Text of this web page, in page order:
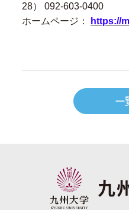
28） 092-603-0400
ホームページ：
https://
一
九